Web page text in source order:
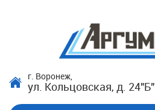
г. Воронеж,
ул. Кольцовская, д. 24"Б"